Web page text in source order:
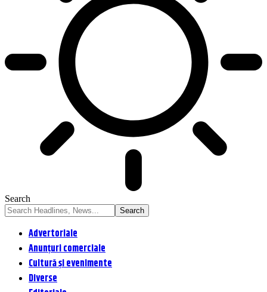
Search
Advertoriale
Anunțuri comerciale
Cultură și evenimente
Diverse